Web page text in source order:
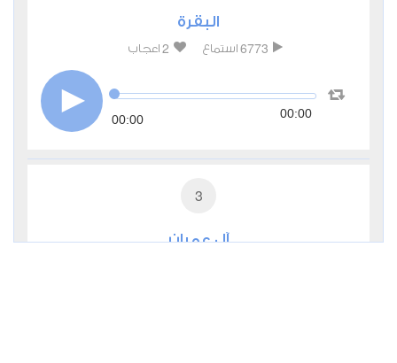
البقرة
6773 استماع 2 اعجاب
00:00 00:00
3
آل عمران